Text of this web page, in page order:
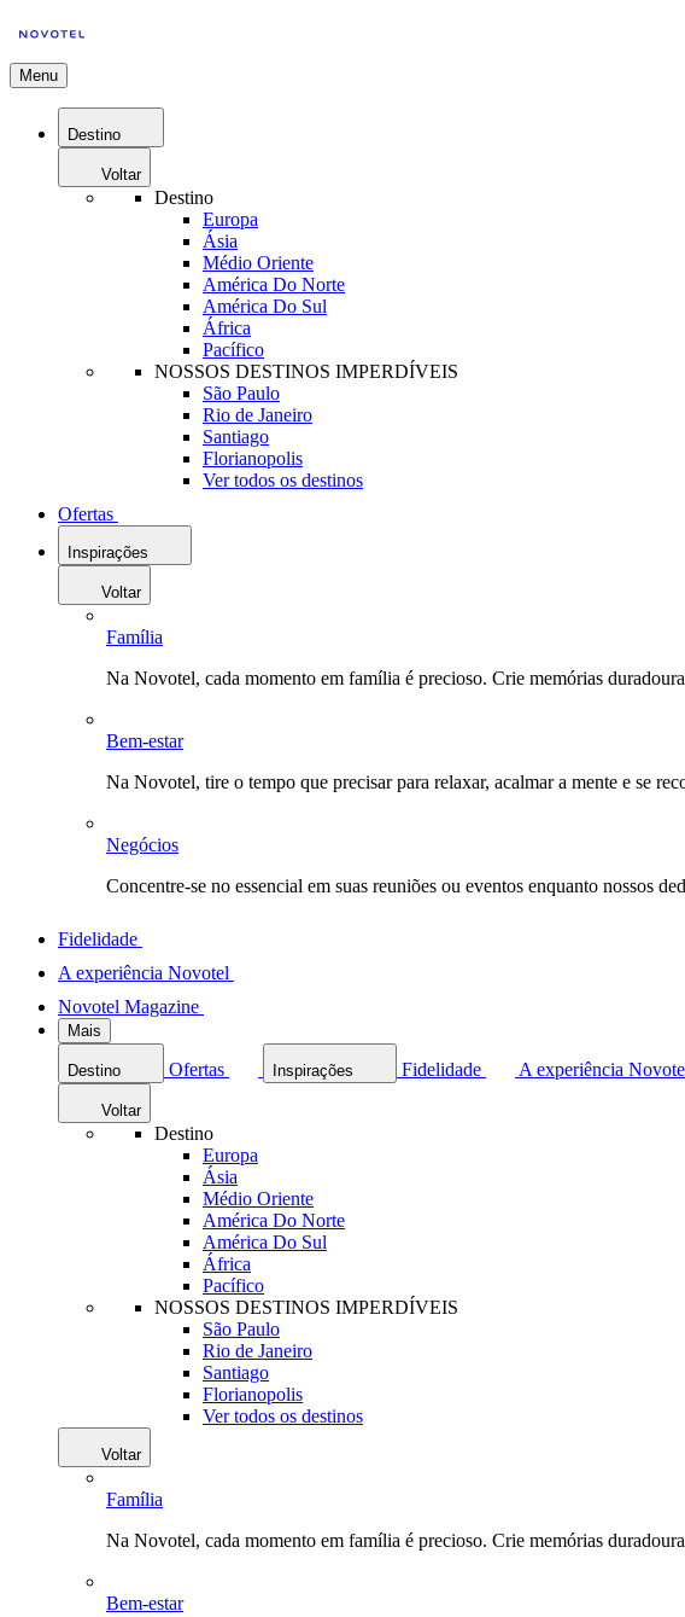
Menu
Destino
Voltar
Destino
Europa
Ásia
Médio Oriente
América Do Norte
América Do Sul
África
Pacífico
NOSSOS DESTINOS IMPERDÍVEIS
São Paulo
Rio de Janeiro
Santiago
Florianopolis
Ver todos os destinos
Ofertas
Inspirações
Voltar
Família
Na Novotel, cada momento em família é precioso. Crie memórias
Bem-estar
Na Novotel, tire o tempo que precisar para relaxar, acalmar a mente e se
Negócios
Concentre-se no essencial em suas reuniões ou eventos enquanto nossos
Fidelidade
A experiência Novotel
Novotel Magazine
Mais
Destino Ofertas Inspirações Fidelidade A experiência
Voltar
Destino
Europa
Ásia
Médio Oriente
América Do Norte
América Do Sul
África
Pacífico
NOSSOS DESTINOS IMPERDÍVEIS
São Paulo
Rio de Janeiro
Santiago
Florianopolis
Ver todos os destinos
Voltar
Família
Na Novotel, cada momento em família é precioso. Crie memórias
Bem-estar